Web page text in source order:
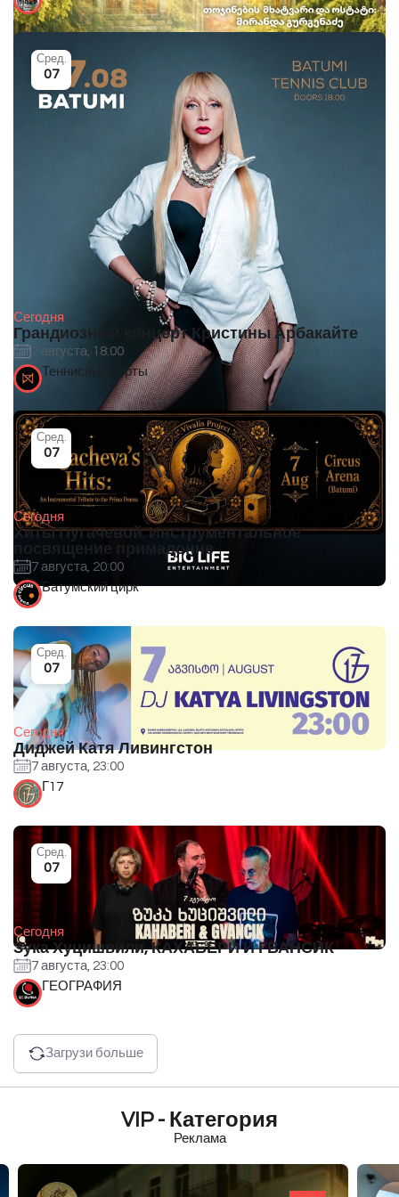
Сегодня
Грандиозный концерт Кристины Арбакайте
7 августа, 18:00
Сред.
07
Теннисные корты
Сегодня
Хиты Пугачевой: Инструментальное
посвящение примадонне
7 августа, 20:00
Сред.
07
Батумский цирк
Сегодня
Диджей Катя Ливингстон
7 августа, 23:00
Сред.
07
Г17
Сегодня
Зука Хуцишвили, КАХАБЕРИ И ГВАНСИК
7 августа, 23:00
Сред.
07
ГЕОГРАФИЯ
Загрузи больше
VIP - Категория
Реклама